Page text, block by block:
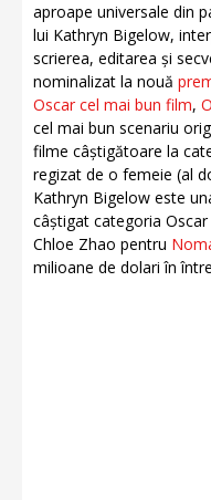
aproape universale din
lui Kathryn Bigelow,
scrierea, editarea și
nominalizat la nouă
Oscar cel mai bun film,
cel mai bun scenariu
filme câștigătoare la
regizat de o femeie (al
Kathryn Bigelow este
câștigat categoria
Chloe Zhao pentru
milioane de dolari în